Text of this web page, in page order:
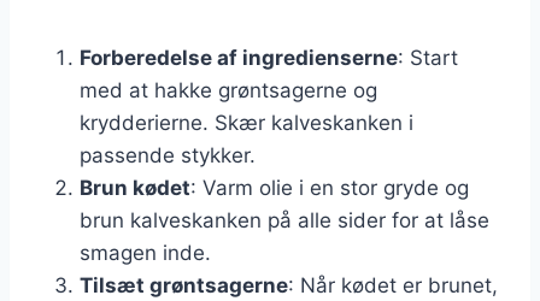
Forberedelse af ingredienserne: Start
med at hakke grøntsagerne og
krydderierne. Skær kalveskanken i
passende stykker.
Brun kødet: Varm olie i en stor gryde og
brun kalveskanken på alle sider for at låse
smagen inde.
Tilsæt grøntsagerne: Når kødet er brunet,